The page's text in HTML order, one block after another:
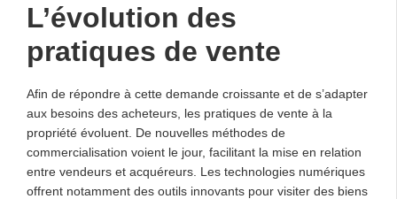
L’évolution des
pratiques de vente
Afin de répondre à cette demande croissante et de s’adapter
aux besoins des acheteurs, les pratiques de vente à la
propriété évoluent. De nouvelles méthodes de
commercialisation voient le jour, facilitant la mise en relation
entre vendeurs et acquéreurs. Les technologies numériques
offrent notamment des outils innovants pour visiter des biens